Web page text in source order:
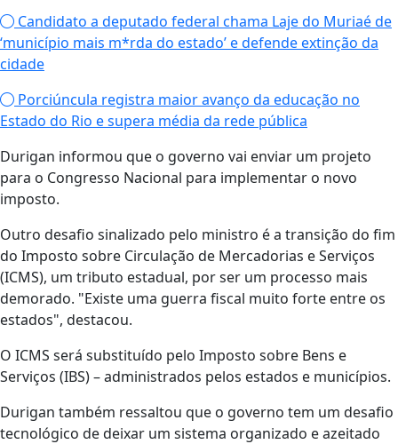
Candidato a deputado federal chama Laje do Muriaé de
‘município mais m*rda do estado’ e defende extinção da
cidade
Porciúncula registra maior avanço da educação no
Estado do Rio e supera média da rede pública
Durigan informou que o governo vai enviar um projeto
para o Congresso Nacional para implementar o novo
imposto.
Outro desafio sinalizado pelo ministro é a transição do fim
do Imposto sobre Circulação de Mercadorias e Serviços
(ICMS), um tributo estadual, por ser um processo mais
demorado. "Existe uma guerra fiscal muito forte entre os
estados", destacou.
O ICMS será substituído pelo Imposto sobre Bens e
Serviços (IBS) – administrados pelos estados e municípios.
Durigan também ressaltou que o governo tem um desafio
tecnológico de deixar um sistema organizado e azeitado